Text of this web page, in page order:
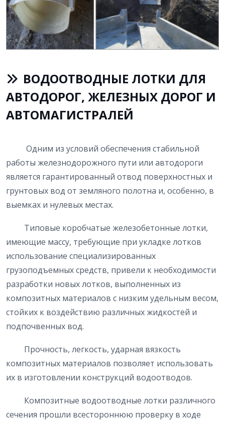
ВОДООТВОДНЫЕ ЛОТКИ ДЛЯ
АВТОДОРОГ, ЖЕЛЕЗНЫХ ДОРОГ И
АВТОМАГИСТРАЛЕЙ
Одним из условий обеспечения стабильной
работы железнодорожного пути или автодороги
является гарантированный отвод поверхностных и
грунтовых вод от земляного полотна и, особенно, в
выемках и нулевых местах.
Типовые коробчатые железобетонные лотки,
имеющие массу, требующие при укладке лотков
использование специализированных
грузоподъемных средств, привели к необходимости
разработки новых лотков, выполненных из
композитных материалов с низким удельным весом,
стойких к воздействию различных жидкостей и
подпочвенных вод.
Прочность, легкость, ударная вязкость
композитных материалов позволяет использовать
их в изготовлении конструкций водоотводов.
Композитные водоотводные лотки различного
сечения прошли всестороннюю проверку в ходе